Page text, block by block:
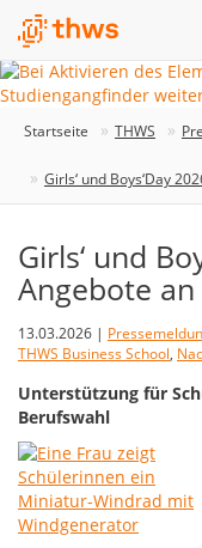
Startseite THWS
Girls‘ und Boys‘Day
Girls‘ und
Angebote an
13.03.2026 |
THWS Business School,
Unterstützung für
Berufswahl